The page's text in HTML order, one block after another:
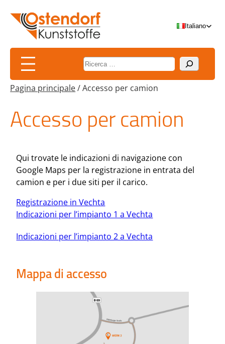
contenuto
Italiano
Suchen
Pagina principale/Accesso per camion
Accesso per camion
Qui trovate le indicazioni di navigazione con
Google Maps per la registrazione in entrata del
camion e per i due siti per il carico.
Registrazione in Vechta
Indicazioni per l’impianto 1 a Vechta
Indicazioni per l’impianto 2 a Vechta
Mappa di accesso